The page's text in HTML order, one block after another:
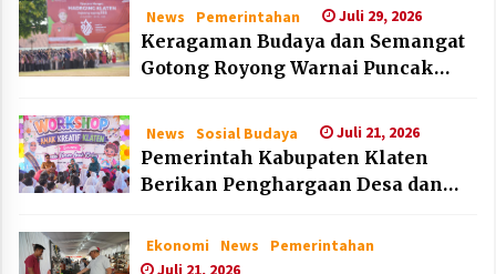
News Pemerintahan Juli 29, 2026
Keragaman Budaya dan Semangat
Gotong Royong Warnai Puncak
News Sosial Budaya Juli 21, 2026
Pemerintah Kabupaten Klaten
Berikan Penghargaan Desa dan
2026
Ekonomi News
Pemerintahan
Juli 21, 2026